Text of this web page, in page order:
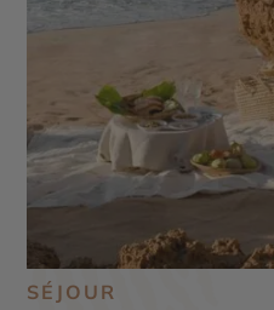
SÉJOUR